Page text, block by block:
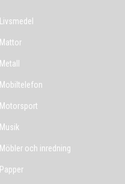
Livsmedel
Mattor
Metall
Mobiltelefon
Motorsport
Musik
Möbler och inredning
Papper